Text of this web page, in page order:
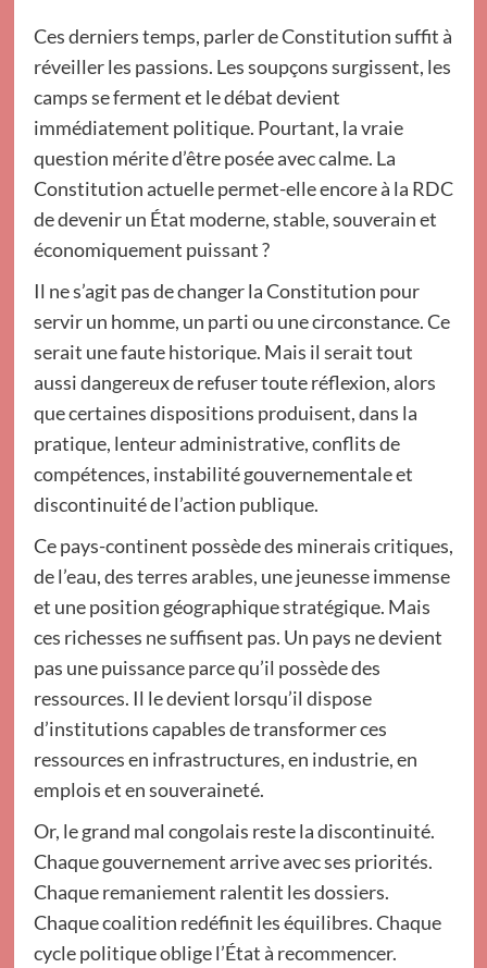
Ces derniers temps, parler de Constitution suffit à
réveiller les passions. Les soupçons surgissent, les
camps se ferment et le débat devient
immédiatement politique. Pourtant, la vraie
question mérite d’être posée avec calme. La
Constitution actuelle permet-elle encore à la RDC
de devenir un État moderne, stable, souverain et
économiquement puissant ?
Il ne s’agit pas de changer la Constitution pour
servir un homme, un parti ou une circonstance. Ce
serait une faute historique. Mais il serait tout
aussi dangereux de refuser toute réflexion, alors
que certaines dispositions produisent, dans la
pratique, lenteur administrative, conflits de
compétences, instabilité gouvernementale et
discontinuité de l’action publique.
Ce pays-continent possède des minerais critiques,
de l’eau, des terres arables, une jeunesse immense
et une position géographique stratégique. Mais
ces richesses ne suffisent pas. Un pays ne devient
pas une puissance parce qu’il possède des
ressources. Il le devient lorsqu’il dispose
d’institutions capables de transformer ces
ressources en infrastructures, en industrie, en
emplois et en souveraineté.
Or, le grand mal congolais reste la discontinuité.
Chaque gouvernement arrive avec ses priorités.
Chaque remaniement ralentit les dossiers.
Chaque coalition redéfinit les équilibres. Chaque
cycle politique oblige l’État à recommencer.